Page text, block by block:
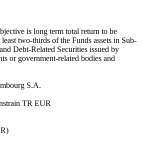
is long term total return to be
two-thirds of the Funds assets in Sub-
Debt-Related Securities issued by
or government-related bodies and
S.A.
TR EUR